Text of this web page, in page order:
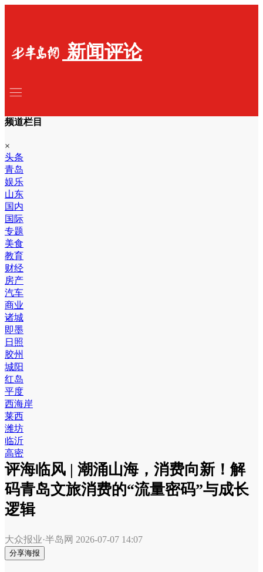
新闻评论
频道栏目
×
头条
青岛
娱乐
山东
国内
国际
专题
美食
教育
财经
房产
汽车
商业
诸城
即墨
日照
胶州
城阳
红岛
平度
西海岸
莱西
潍坊
临沂
高密
评海临风 | 潮涌山海，消费向新！解
码青岛文旅消费的“流量密码”与成长
逻辑
大众报业·半岛网 2026-07-07 14:07
分享海报